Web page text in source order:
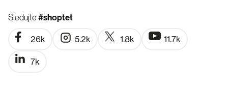
Sledujte#shoptet
26k 5.2k 1.8k 11.7k
7k